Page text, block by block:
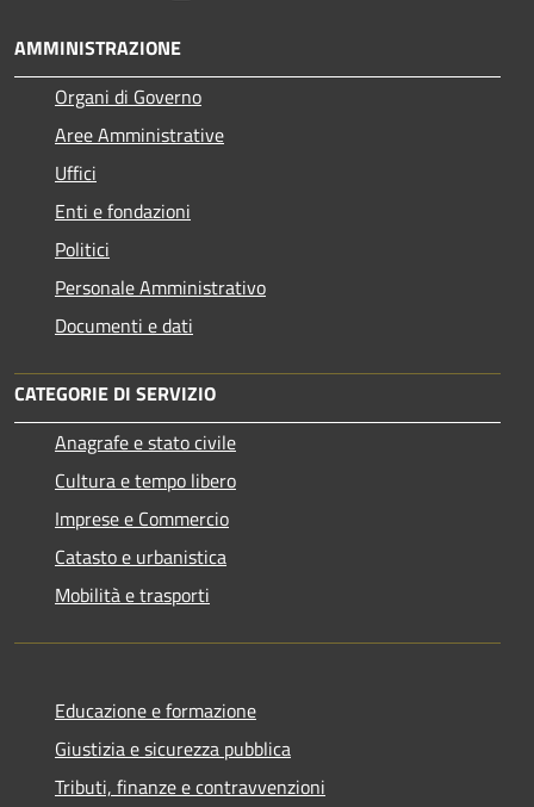
AMMINISTRAZIONE
Organi di Governo
Aree Amministrative
Uffici
Enti e fondazioni
Politici
Personale Amministrativo
Documenti e dati
CATEGORIE DI SERVIZIO
Anagrafe e stato civile
Cultura e tempo libero
Imprese e Commercio
Catasto e urbanistica
Mobilità e trasporti
Educazione e formazione
Giustizia e sicurezza pubblica
Tributi, finanze e contravvenzioni